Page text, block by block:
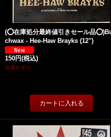
(⭕️在庫処分最終値引きセール品
chwax - Hee-Haw Brayks (12'')
150円(税込)
在庫わずか